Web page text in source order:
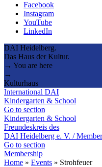
Facebook
Instagram
YouTube
LinkedIn
DAI Heidelberg.
Das Haus der Kultur.
→ You are here
→
Kulturhaus
International DAI
Kindergarten & School
Go to section
Kindergarten & School
Freundeskreis des
DAI Heidelberg e. V. /
Go to section
Membership
Home » Events » Strohfeuer